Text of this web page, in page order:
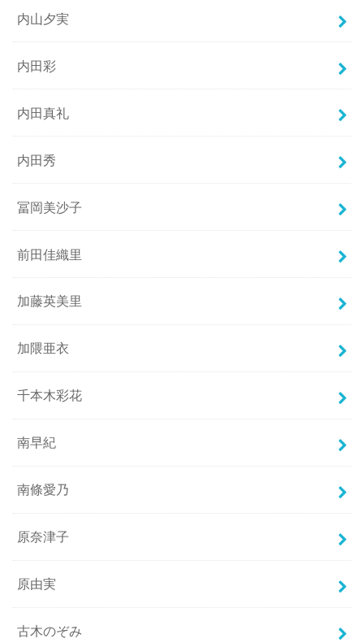
内山夕実
内田彩
内田真礼
内田秀
冨岡美沙子
前田佳織里
加藤英美里
加隈亜衣
千本木彩花
南早紀
南條愛乃
原奈津子
原由実
古木のぞみ